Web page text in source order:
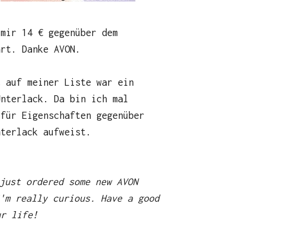
14 € gegenüber dem
Danke AVON.
auf meiner Liste war ein
Da bin ich mal
Eigenschaften gegenüber
aufweist.
ordered some new AVON
really curious. Have a good
life!